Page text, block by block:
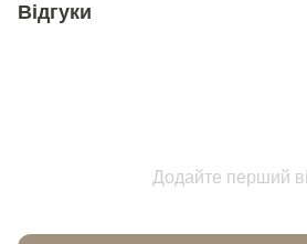
Відгуки
Додайте перший